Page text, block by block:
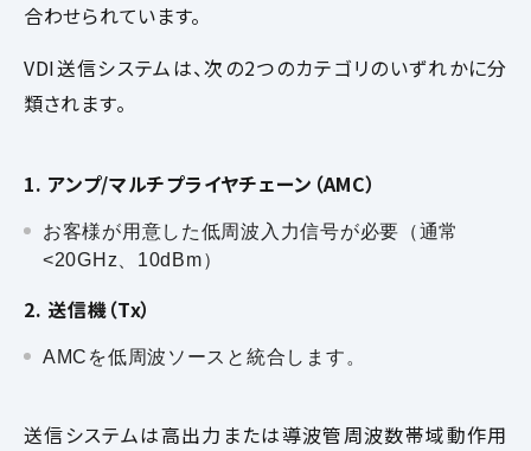
合わせられています。
VDI送信システムは、次の2つのカテゴリのいずれかに分
類されます。
1. アンプ/マルチプライヤチェーン（AMC）
お客様が用意した低周波入力信号が必要（通常
<20GHz、10dBm）
2. 送信機（Tx）
AMCを低周波ソースと統合します。
送信システムは高出力または導波管周波数帯域動作用